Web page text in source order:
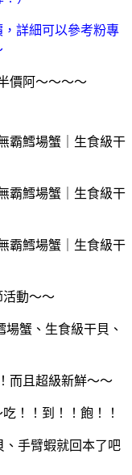
，詳細可以參考粉專
價阿～～～～
活動～～
場蟹、生食級干貝、
而且超級新鮮～～
！！到！！飽！！
、手臂蝦就回本了吧